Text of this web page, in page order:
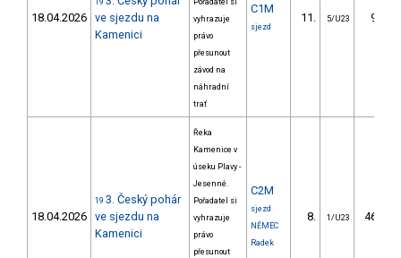
18.04.2026
19
ve sjezdu na
Kamenici
Pořadatel si
vyhrazuje
právo
přesunout
závod na
náhradní
trať
C1M
sjezd
11. 5/U23 92.32
18.04.2026
19 3. Český pohár
ve sjezdu na
Kamenici
Řeka
Kamenice v
úseku Plavy -
Jesenné.
Pořadatel si
vyhrazuje
právo
přesunout
C2M
sjezd
NĚMEC
Radek
8. 1/U23 465.28